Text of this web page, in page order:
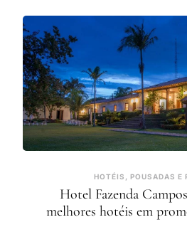
HOTÉIS, POUSADAS E
Hotel Fazenda
melhores hotéis em